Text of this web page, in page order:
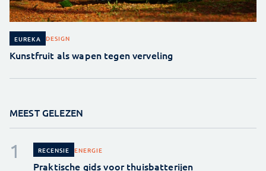
EUREKA DESIGN
Kunstfruit als wapen tegen verveling
MEEST GELEZEN
RECENSIE ENERGIE
Praktische gids voor thuisbatterijen